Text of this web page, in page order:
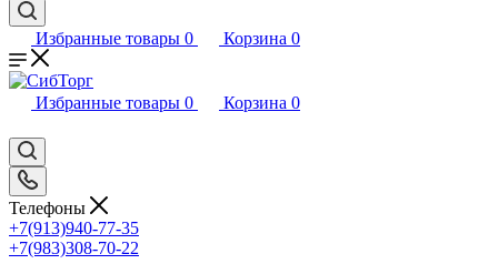
Избранные товары 0 Корзина 0
Избранные товары 0 Корзина 0
Телефоны
+7(913)940-77-35
+7(983)308-70-22